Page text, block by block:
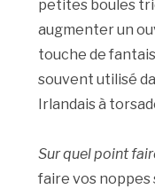
petites boules
augmenter un
touche de
souvent utilisé
Irlandais à
Sur quel point
faire vos noppes